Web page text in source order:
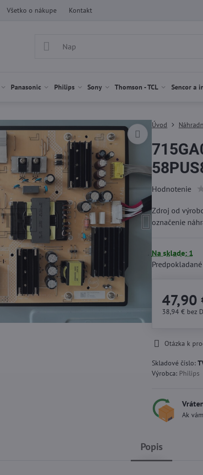
Všetko o nákupe Kontakt
Panasonic Philips Sony Thomson - TCL Sencor a
Úvod
Hodnotenie
Zdroj od
označenie
Na sklade: 1
47,90
38,94 € bez
Otázka k
Skladové číslo:
Výrobca: Philips
Ak
Popis